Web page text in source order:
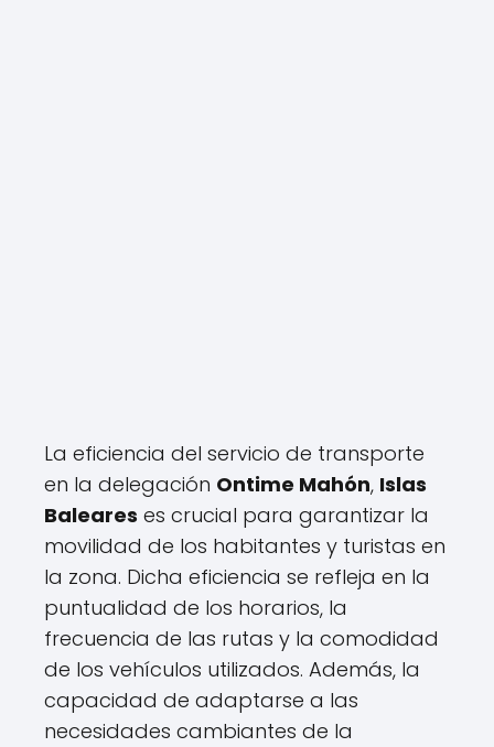
La eficiencia del servicio de transporte
en la delegación Ontime Mahón, Islas
Baleares es crucial para garantizar la
movilidad de los habitantes y turistas en
la zona. Dicha eficiencia se refleja en la
puntualidad de los horarios, la
frecuencia de las rutas y la comodidad
de los vehículos utilizados. Además, la
capacidad de adaptarse a las
necesidades cambiantes de la